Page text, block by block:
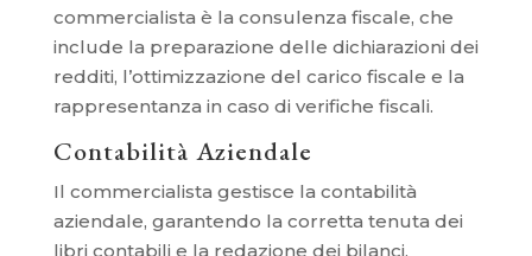
commercialista è la consulenza fiscale, che
include la preparazione delle dichiarazioni dei
redditi, l’ottimizzazione del carico fiscale e la
rappresentanza in caso di verifiche fiscali.
Contabilità Aziendale
Il commercialista gestisce la contabilità
aziendale, garantendo la corretta tenuta dei
libri contabili e la redazione dei bilanci.